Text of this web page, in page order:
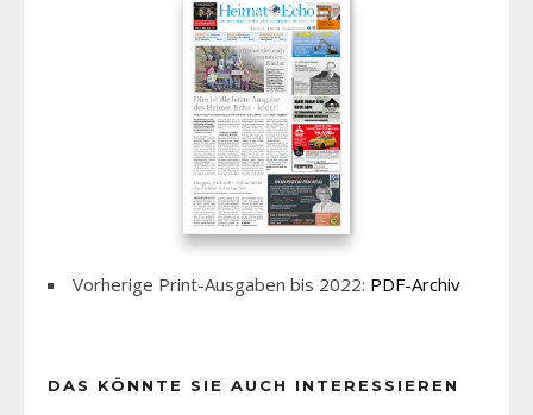
Vorherige Print-Ausgaben bis 2022: PDF-Archiv
DAS KÖNNTE SIE AUCH INTERESSIEREN